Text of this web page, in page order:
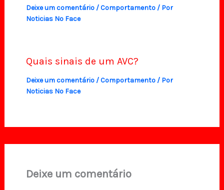
Deixe um comentário /Comportamento/ Por
Noticias No Face
Quais sinais de um AVC?
Deixe um comentário /Comportamento/ Por
Noticias No Face
Deixe um comentário